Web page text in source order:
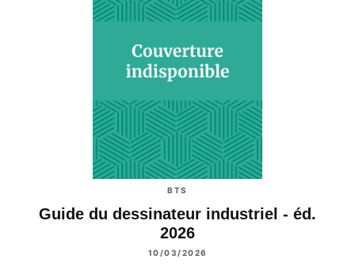
BTS
Guide du dessinateur industriel - éd.
2026
10/03/2026